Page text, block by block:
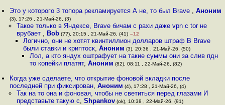
Это у которого 3 топора рекламируется А не, то был Brave ,Аноним
(3), 17:26 , 21-Май-26, (3)
Такое только в Яндексе, Brave бичам с рахи даже vpn с tor не
врубает , Bob(??), 20:15 , 21-Май-26, (41) –12
Логично, они не хотят квинтиллион долларов штраф В Brave
были ставки и криптоск, Аноним (3), 20:36 , 21-Май-26, (50)
Лол, а кто яндух оштрафует на такие суммы они за слив пдн
то копейки платят,Аноним (82), 08:11 , 22-Май-26, (82)
Когда уже сделаете, что открытие фоновой вкладки после
последней при фиксирован,Аноним (4), 17:28 , 21-Май-26, (4)
Так на то она и фоновая, чтобы не светиться перед глазами И
представьте такую с, Shpankov(ok), 10:38 , 22-Май-26, (91)